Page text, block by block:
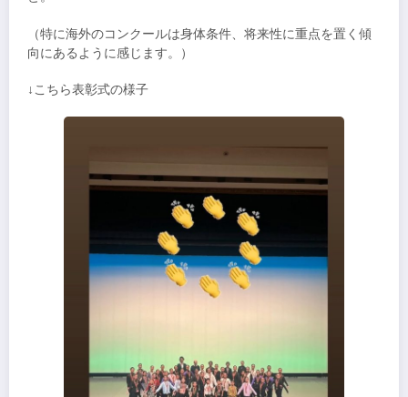
（特に海外のコンクールは身体条件、将来性に重点を置く傾
向にあるように感じます。）
↓こちら表彰式の様子